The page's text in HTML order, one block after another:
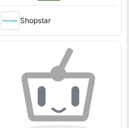
Shopstar